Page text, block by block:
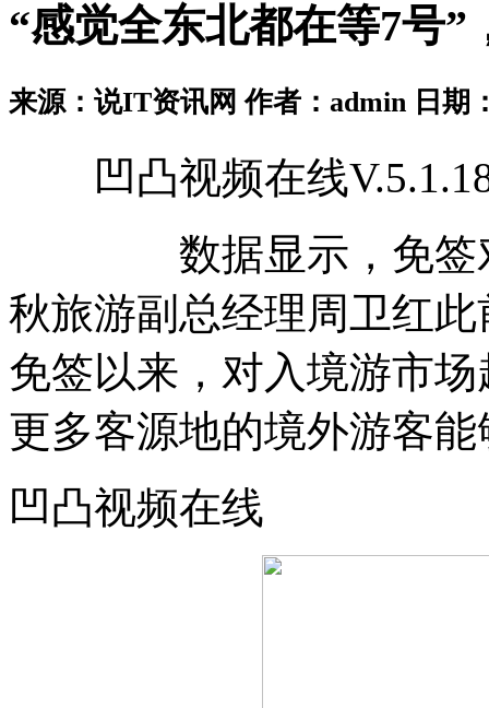
“感觉全东北都在等7号
来源：说IT资讯网 作者：admin 日期
凹凸视频在线
数据显示，免签对
秋旅游副总经理周卫红
免签以来，对入境游市
更多客源地的境外游客
凹凸视频在线